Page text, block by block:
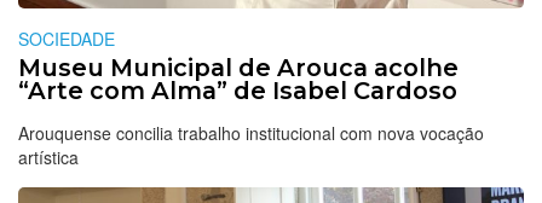
SOCIEDADE
Museu Municipal de Arouca acolhe
“Arte com Alma” de Isabel Cardoso
Arouquense concilia trabalho institucional com nova vocação
artística